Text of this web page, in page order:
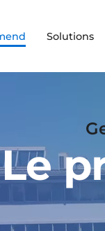
Solutions
Le